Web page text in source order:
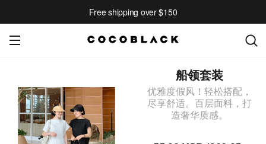
Free shipping over $150
船领套装
优雅度假风！轻松搭配，
尽享舒适。百层面料，打
造奢华质感。